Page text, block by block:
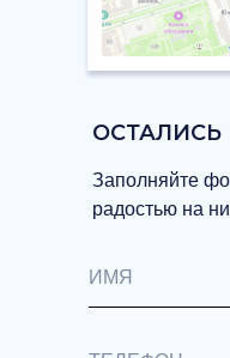
Заполняйте
радостью на